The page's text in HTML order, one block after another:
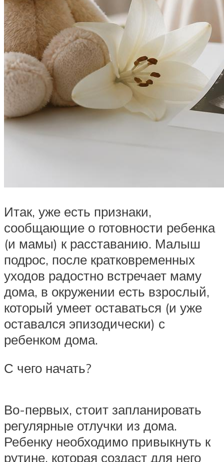
Итак, уже есть признаки,
сообщающие о готовности ребенка
(и мамы) к расставанию. Малыш
подрос, после кратковременных
уходов радостно встречает маму
дома, в окружении есть взрослый,
который умеет оставаться (и уже
оставался эпизодически) с
ребенком дома.
С чего начать?
Во-первых, стоит запланировать
регулярные отлучки из дома.
Ребенку необходимо привыкнуть к
рутине, которая создаст для него